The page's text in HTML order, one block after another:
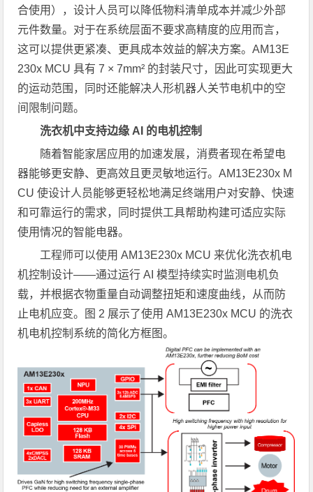
合使用），设计人员可以降低物料清单成本并减少外部
元件数量。对于在系统层面不要求高精度的应用而言，
这可以提供更紧凑、更具成本效益的解决方案。AM13E
230x MCU 具有 7 × 7mm² 的封装尺寸，因此可实现更大
的运动范围，同时还能解决人形机器人关节电机中的空
间限制问题。
洗衣机中支持边缘 AI 的电机控制
随着智能家居应用的加速发展，消费者现在希望电
器能够更安静、更高效且更灵敏地运行。AM13E230x M
CU 使设计人员能够更轻松地满足终端用户对安静、快速
和可靠运行的需求，同时提供工具帮助构建可适应实际
使用情况的智能电器。
工程师可以使用 AM13E230x MCU 来优化洗衣机电
机控制设计——通过运行 AI 模型持续实时监测电机负
载，并根据衣物重量自动调整扭矩和速度曲线，从而防
止电机应变。图 2 展示了使用 AM13E230x MCU 的洗衣
机电机控制系统的简化方框图。